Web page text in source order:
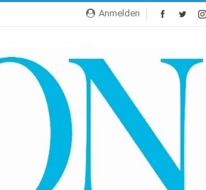
Anmelden